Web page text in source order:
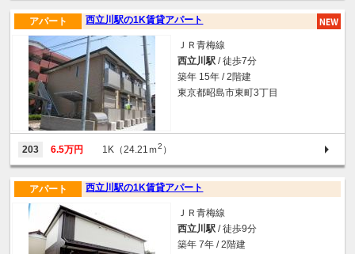
西立川駅の1K賃貸アパート
アパート
ＪＲ青梅線
西立川駅 / 徒歩7分
築年 15年 / 2階建
東京都昭島市東町3丁目
203 6.5万円 1K（24.21ｍ2 ）
西立川駅の1K賃貸アパート
アパート
ＪＲ青梅線
西立川駅 / 徒歩9分
築年 7年 / 2階建